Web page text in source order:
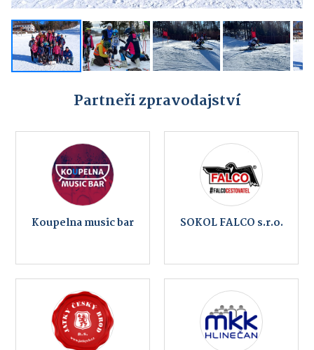
Partneři zpravodajství
Koupelna music bar SOKOL FALCO s.r.o.